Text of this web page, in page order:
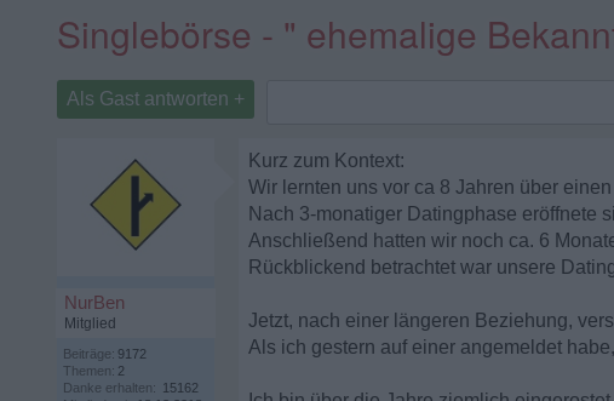
Singlebörse - " ehemalige
Als Gast antworten +
NurBen
Mitglied
Beiträge: 9172
Themen: 2
Danke erhalten: 15162
Kurz zum Kontext:
Wir lernten uns vor ca 8 Jahren über
Nach 3-monatiger Datingphase eröffnete
Anschließend hatten wir noch ca. 6
Rückblickend betrachtet war unsere
Jetzt, nach einer längeren Beziehung,
Als ich gestern auf einer angemeldet